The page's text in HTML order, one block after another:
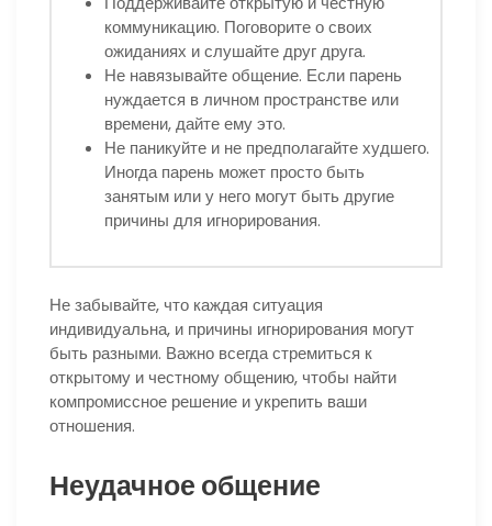
коммуникацию. Поговорите о своих
ожиданиях и слушайте друг друга.
Не навязывайте общение. Если парень
нуждается в личном пространстве или
времени, дайте ему это.
Не паникуйте и не предполагайте худшего.
Иногда парень может просто быть
занятым или у него могут быть другие
причины для игнорирования.
Не забывайте, что каждая ситуация
индивидуальна, и причины игнорирования могут
быть разными. Важно всегда стремиться к
открытому и честному общению, чтобы найти
компромиссное решение и укрепить ваши
отношения.
Неудачное общение